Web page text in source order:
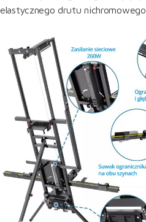
elastycznego drutu nichromowego.